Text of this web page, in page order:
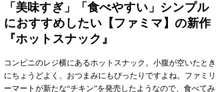
「美味すぎ」「食べやすい」シンプル
におすすめしたい【ファミマ】の新作
『ホットスナック』
コンビニのレジ横にあるホットスナック。小腹が空いたとき
にちょうどよく、おつまみにもぴったりですよね。ファミリ
ーマートが新たな“チキン”を発売したようなので、食べてみ